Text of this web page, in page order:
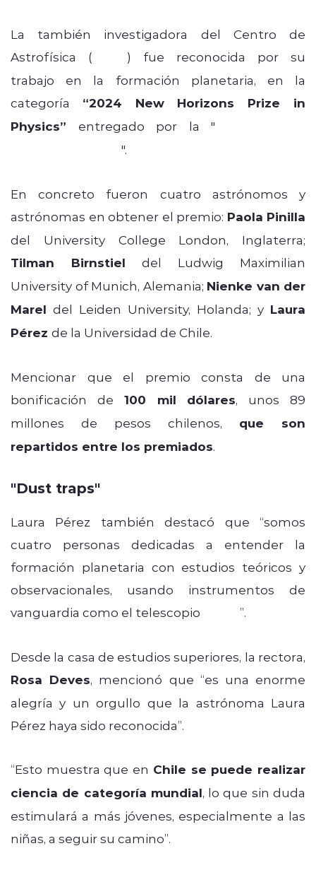
La también investigadora del Centro de
Astrofísica (
) fue reconocida por su
trabajo en la formación planetaria, en la
categoría “2024 New Horizons Prize in
Physics” entregado por la "
".
En concreto fueron cuatro astrónomos y
astrónomas en obtener el premio: Paola Pinilla
del University College London, Inglaterra;
Tilman Birnstiel del Ludwig Maximilian
University of Munich, Alemania; Nienke van der
Marel del Leiden University, Holanda; y Laura
Pérez de la Universidad de Chile.
Mencionar que el premio consta de una
bonificación de 100 mil dólares, unos 89
millones de pesos chilenos, que son
repartidos entre los premiados.
"Dust traps"
Laura Pérez también destacó que “somos
cuatro personas dedicadas a entender la
formación planetaria con estudios teóricos y
observacionales, usando instrumentos de
vanguardia como el telescopio
”.
Desde la casa de estudios superiores, la rectora,
Rosa Deves, mencionó que “es una enorme
alegría y un orgullo que la astrónoma Laura
Pérez haya sido reconocida”.
“Esto muestra que en Chile se puede realizar
ciencia de categoría mundial, lo que sin duda
estimulará a más jóvenes, especialmente a las
niñas, a seguir su camino”.